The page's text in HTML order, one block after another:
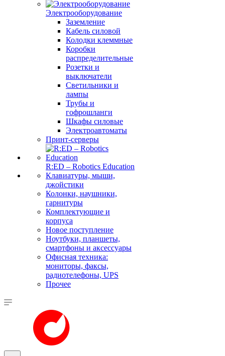
Электрооборудование
Заземление
Кабель силовой
Колодки клеммные
Коробки
распределительные
Розетки и
выключатели
Светильники и
лампы
Трубы и
гофрошланги
Шкафы силовые
Электроавтоматы
Принт-серверы
R:ED – Robotics Education
Клавиатуры, мыши,
джойстики
Колонки, наушники,
гарнитуры
Комплектующие и
корпуса
Новое поступление
Ноутбуки, планшеты,
смартфоны и аксессуары
Офисная техника:
мониторы, факсы,
радиотелефоны, UPS
Прочее